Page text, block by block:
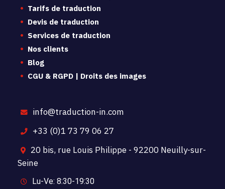
Tarifs de traduction
Devis de traduction
Services de traduction
Nos clients
Blog
CGU & RGPD | Droits des images
info@traduction-in.com
+33 (0)1 73 79 06 27
20 bis, rue Louis Philippe - 92200 Neuilly-sur-
Seine
Lu-Ve: 8:30-19:30